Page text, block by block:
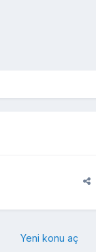
Yeni konu aç